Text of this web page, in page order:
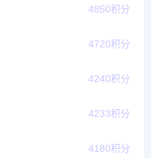
4850积分
4720积分
4240积分
4233积分
4180积分